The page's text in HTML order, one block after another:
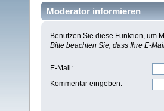
Moderator informieren
Benutzen Sie diese Funktion, um
Bitte beachten Sie, dass Ihre E-
E-Mail :
Kommentar eingeben: